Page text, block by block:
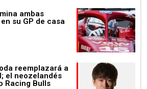
ambas
su GP de casa
reemplazará a
el neozelandés
Racing Bulls